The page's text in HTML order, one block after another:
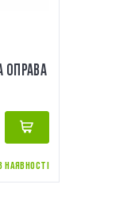
ОПРАВА
НАЯВНОСТІ